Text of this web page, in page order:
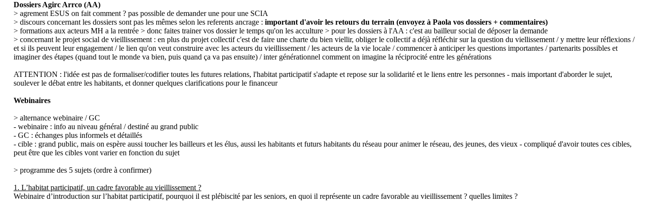
Dossiers Agirc Arrco (AA)
> agrement ESUS on fait comment ? pas possible de demander une pour une SCIA
> discours concernant les dossiers sont pas les mêmes selon les referents ancrage : important d'avoir les retours du terrain (envoyez à Paola vos dossiers + commentaires)
> formations aux acteurs MH a la rentrée > donc faites trainer vos dossier le temps qu'on les acculture > pour les dossiers à l'AA : c'est au bailleur social de déposer la demande
> concernant le projet social de vieillissement : en plus du projet collectif c'est de faire une charte du bien viellir, obliger le collectif a déjà réfléchir sur la question du viellissement / y mettre leur réflexions /
et si ils peuvent leur engagement / le lien qu'on veut construire avec les acteurs du vieillissement / les acteurs de la vie locale / commencer à anticiper les questions importantes / partenarits possibles et
imaginer des étapes (quand tout le monde va bien, puis quand ça va pas ensuite) / inter générationnel comment on imagine la réciprocité entre les générations
ATTENTION : l'idée est pas de formaliser/codifier toutes les futures relations, l'habitat participatif s'adapte et repose sur la solidarité et le liens entre les personnes - mais important d'aborder le sujet,
soulever le débat entre les habitants, et donner quelques clarifications pour le financeur
Webinaires
> alternance webinaire / GC
- webinaire : info au niveau général / destiné au grand public
- GC : échanges plus informels et détaillés
- cible : grand public, mais on espère aussi toucher les bailleurs et les élus, aussi les habitants et futurs habitants du réseau pour animer le réseau, des jeunes, des vieux - compliqué d'avoir toutes ces cibles,
peut être que les cibles vont varier en fonction du sujet
> programme des 5 sujets (ordre à confirmer)
1. L’habitat participatif, un cadre favorable au vieillissement ?
Webinaire d’introduction sur l’habitat participatif, pourquoi il est plébiscité par les seniors, en quoi il représente un cadre favorable au vieillissement ? quelles limites ?